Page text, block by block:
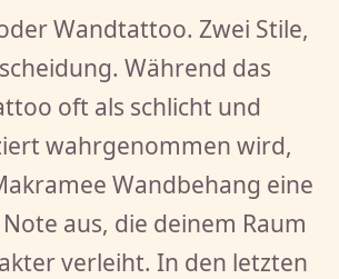
Wandtattoo. Zwei Stile,
Während das
oft als schlicht und
wahrgenommen wird,
Wandbehang eine
aus, die deinem Raum
verleiht. In den letzten